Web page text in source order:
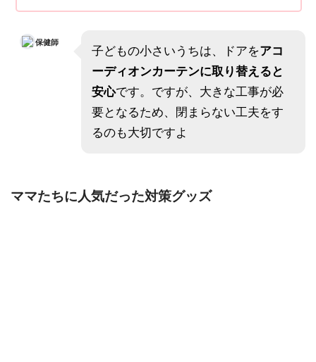
保健師
子どもの小さいうちは、ドアをアコ
ーディオンカーテンに取り替えると
安心です。ですが、大きな工事が必
要となるため、閉まらない工夫をす
るのも大切ですよ
ママたちに人気だった対策グッズ